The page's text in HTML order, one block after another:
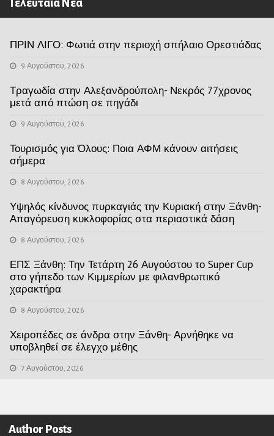
Τελευταία Νέα
ΠΡΙΝ ΛΙΓΟ: Φωτιά στην περιοχή σπήλαιο Ορεστιάδας
9 Αυγούστου, 2026
Τραγωδία στην Αλεξανδρούπολη- Νεκρός 77χρονος
μετά από πτώση σε πηγάδι
9 Αυγούστου, 2026
Τουρισμός για Όλους: Ποια ΑΦΜ κάνουν αιτήσεις
σήμερα
8 Αυγούστου, 2026
Υψηλός κίνδυνος πυρκαγιάς την Κυριακή στην Ξάνθη-
Απαγόρευση κυκλοφορίας στα περιαστικά δάση
8 Αυγούστου, 2026
ΕΠΣ Ξάνθη: Την Τετάρτη 26 Αυγούστου το Super Cup
στο γήπεδο των Κιμμερίων με φιλανθρωπικό
χαρακτήρα
8 Αυγούστου, 2026
Χειροπέδες σε άνδρα στην Ξάνθη- Αρνήθηκε να
υποβληθεί σε έλεγχο μέθης
7 Αυγούστου, 2026
Author Posts